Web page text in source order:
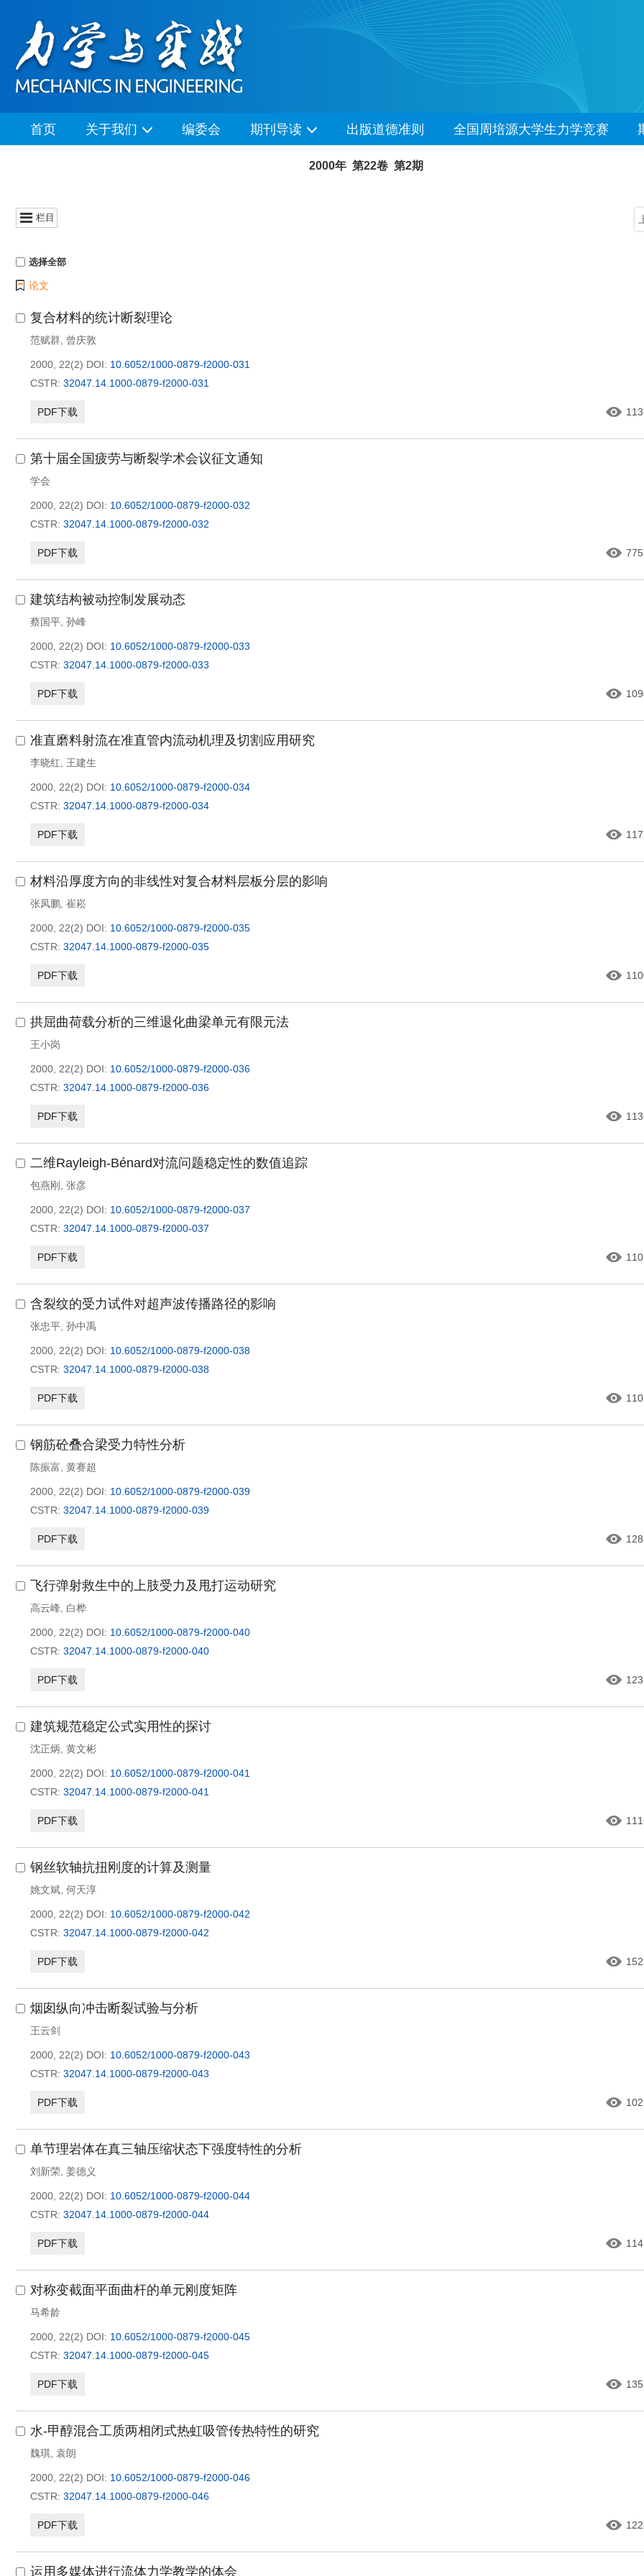
首页 关于我们 编委会 期刊导读 出版道德准则 全国周培源大学生力学竞赛
2000年 第22卷 第2期
栏目
选择全部
论文
复合材料的统计断裂理论
范赋群, 曾庆敦
2000, 22(2) DOI: 10.6052/1000-0879-f2000-031
CSTR: 32047.14.1000-0879-f2000-031
PDF下载
第十届全国疲劳与断裂学术会议征文通知
学会
2000, 22(2) DOI: 10.6052/1000-0879-f2000-032
CSTR: 32047.14.1000-0879-f2000-032
PDF下载 775
建筑结构被动控制发展动态
蔡国平 孙峰
2000, 22(2) DOI: 10.6052/1000-0879-f2000-033
CSTR: 32047.14.1000-0879-f2000-033
PDF下载
准直磨料射流在准直管内流动机理及切割应用研究
李晓红 王建生
2000, 22(2) DOI: 10.6052/1000-0879-f2000-034
CSTR: 32047.14.1000-0879-f2000-034
PDF下载
材料沿厚度方向的非线性对复合材料层板分层的影响
张凤鹏 崔崧
2000, 22(2) DOI: 10.6052/1000-0879-f2000-035
CSTR: 32047.14.1000-0879-f2000-035
PDF下载
拱屈曲荷载分析的三维退化曲梁单元有限元法
王小岗
2000, 22(2) DOI: 10.6052/1000-0879-f2000-036
CSTR: 32047.14.1000-0879-f2000-036
PDF下载
二维Rayleigh-Bénard对流问题稳定性的数值追踪
包燕刚 张彦
2000, 22(2) DOI: 10.6052/1000-0879-f2000-037
CSTR: 32047.14.1000-0879-f2000-037
PDF下载
含裂纹的受力试件对超声波传播路径的影响
张忠平 孙中禹
2000, 22(2) DOI: 10.6052/1000-0879-f2000-038
CSTR: 32047.14.1000-0879-f2000-038
PDF下载
钢筋砼叠合梁受力特性分析
陈振富 黄赛超
2000, 22(2) DOI: 10.6052/1000-0879-f2000-039
CSTR: 32047.14.1000-0879-f2000-039
PDF下载
飞行弹射救生中的上肢受力及甩打运动研究
高云峰 白桦
2000, 22(2) DOI: 10.6052/1000-0879-f2000-040
CSTR: 32047.14.1000-0879-f2000-040
PDF下载
建筑规范稳定公式实用性的探讨
沈正炳 黄文彬
2000, 22(2) DOI: 10.6052/1000-0879-f2000-041
CSTR: 32047.14.1000-0879-f2000-041
PDF下载
钢丝软轴抗扭刚度的计算及测量
姚文斌 何天淳
2000, 22(2) DOI: 10.6052/1000-0879-f2000-042
CSTR: 32047.14.1000-0879-f2000-042
PDF下载
烟囱纵向冲击断裂试验与分析
王云剑
2000, 22(2) DOI: 10.6052/1000-0879-f2000-043
CSTR: 32047.14.1000-0879-f2000-043
PDF下载
单节理岩体在真三轴压缩状态下强度特性的分析
刘新荣 姜德义
2000, 22(2) DOI: 10.6052/1000-0879-f2000-044
CSTR: 32047.14.1000-0879-f2000-044
PDF下载
对称变截面平面曲杆的单元刚度矩阵
马希龄
2000, 22(2) DOI: 10.6052/1000-0879-f2000-045
CSTR: 32047.14.1000-0879-f2000-045
PDF下载
水-甲醇混合工质两相闭式热虹吸管传热特性的研究
魏琪 袁朗
2000, 22(2) DOI: 10.6052/1000-0879-f2000-046
CSTR: 32047.14.1000-0879-f2000-046
PDF下载
运用多媒体进行流体力学教学的体会